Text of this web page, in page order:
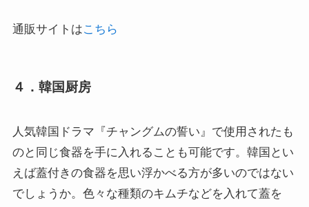
通販サイトはこちら
４．韓国厨房
人気韓国ドラマ『チャングムの誓い』で使用されたも
のと同じ食器を手に入れることも可能です。韓国とい
えば蓋付きの食器を思い浮かべる方が多いのではない
でしょうか。色々な種類のキムチなどを入れて蓋を